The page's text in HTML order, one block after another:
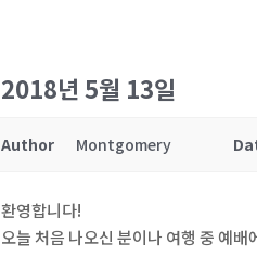
2018년 5월 13일
Author Montgomery
환영합니다!
오늘 처음 나오신 분이나 여행 중 예배